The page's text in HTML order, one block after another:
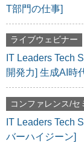
T部門の仕事]
ライブウェビナー
IT Leaders Tech
開発力] 生成AI時
コンファレンス/セ
IT Leaders Tech
バーハイジーン]